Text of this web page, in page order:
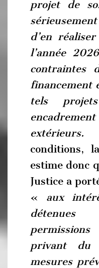
projet de
d’en
l’année
contraintes
financement
tels
extérieurs.
conditions,
estime donc
Justice a
« aux
privant du
mesures